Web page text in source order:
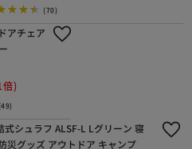
イント(1倍)
5